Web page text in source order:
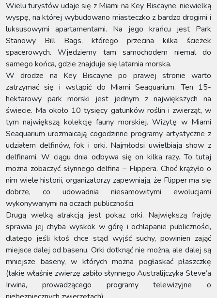
Wielu turystów udaje się z Miami na Key Biscayne, niewielką
wyspę, na której wybudowano miasteczko z bardzo drogimi i
luksusowymi apartamentami. Na jego krańcu jest Park
Stanowy Bill Bags, którego przecina kilka ścieżek
spacerowych. Wjedziemy tam samochodem niemal do
samego końca, gdzie znajduje się latarnia morska.
W drodze na Key Biscayne po prawej stronie warto
zatrzymać się i wstąpić do Miami Seaquarium. Ten 15-
hektarowy park morski jest jednym z największych na
świecie. Ma około 10 tysięcy gatunków roślin i zwierząt, w
tym największą kolekcję fauny morskiej. Wizytę w Miami
Seaquarium urozmaicają cogodzinne programy artystyczne z
udziałem delfinów, fok i orki. Najmłodsi uwielbiają show z
delfinami. W ciągu dnia odbywa się on kilka razy. To tutaj
można zobaczyć słynnego delfina – Flippera. Choć krążyło o
nim wiele historii, organizatorzy zapewniają, że Flipper ma się
dobrze, co udowadnia niesamowitymi ewolucjami
wykonywanymi na oczach publiczności.
Drugą wielką atrakcją jest pokaz orki. Największą frajdę
sprawia jej chyba wyskok w górę i ochlapanie publiczności,
dlatego jeśli ktoś chce stąd wyjść suchy, powinien zająć
miejsce dalej od basenu. Orki dotknąć nie można, ale dalej są
mniejsze baseny, w których można pogłaskać płaszczkę
(takie właśnie zwierzę zabiło słynnego Australijczyka Steve’a
Irwina, prowadzącego programy telewizyjne o